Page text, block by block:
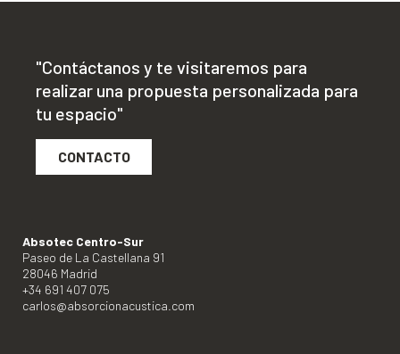
"Contáctanos y te visitaremos para
realizar una propuesta personalizada para
tu espacio"
CONTACTO
Absotec Centro-Sur
Paseo de La Castellana 91
28046 Madrid
+34 691 407 075
carlos@absorcionacustica.com